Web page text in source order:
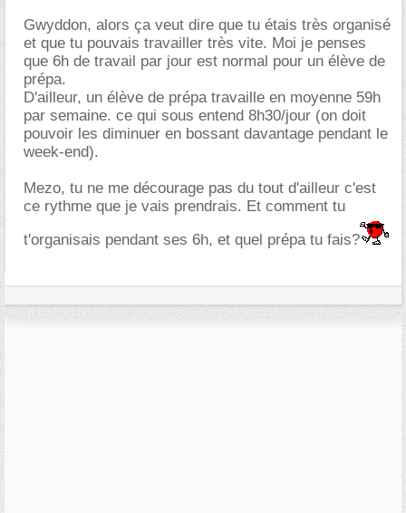
Gwyddon, alors ça veut dire que tu étais très organisé
et que tu pouvais travailler très vite. Moi je penses
que 6h de travail par jour est normal pour un élève de
prépa.
D'ailleur, un élève de prépa travaille en moyenne 59h
par semaine. ce qui sous entend 8h30/jour (on doit
pouvoir les diminuer en bossant davantage pendant le
week-end).
Mezo, tu ne me décourage pas du tout d'ailleur c'est
ce rythme que je vais prendrais. Et comment tu
t'organisais pendant ses 6h, et quel prépa tu fais?